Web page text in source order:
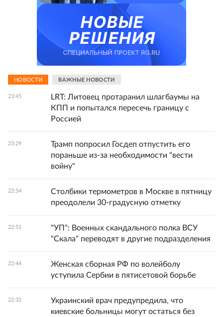
НОВОСТИ ВАЖНЫЕ НОВОСТИ
23:45
LRT: Литовец протаранил шлагбаумы на
КПП и попытался пересечь границу с
Россией
23:29
Трамп попросил Госдеп отпустить его
пораньше из-за необходимости "вести
войну"
22:54
Столбики термометров в Москве в пятницу
преодолели 30-градусную отметку
22:51
"УП": Военных скандального полка ВСУ
"Скала" переводят в другие подразделения
22:44
Женская сборная РФ по волейболу
уступила Сербии в пятисетовой борьбе
22:32
Украинский врач предупредила, что
киевские больницы могут остаться без